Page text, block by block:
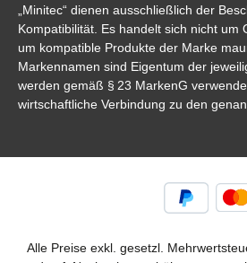
„Minitec“ dienen ausschließlich der
Kompatibilität. Es handelt sich nicht um
um kompatible Produkte der Marke
Markennamen sind Eigentum der
werden gemäß § 23 MarkenG
wirtschaftliche Verbindung zu den
Alle Preise exkl. gesetzl.